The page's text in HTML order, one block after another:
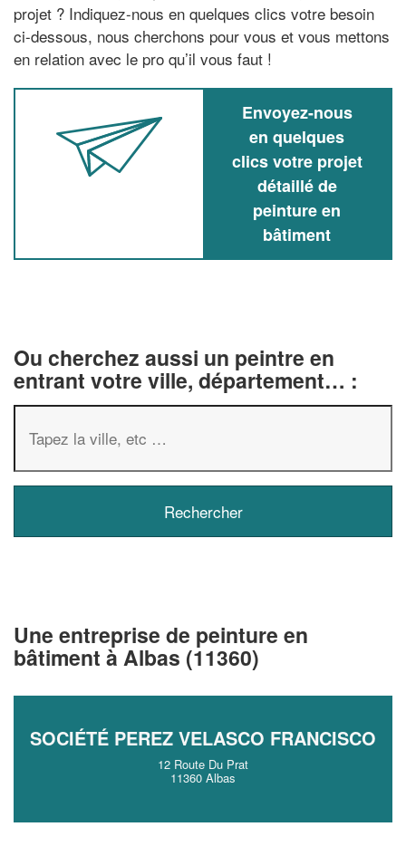
projet ? Indiquez-nous en quelques clics votre besoin
ci-dessous, nous cherchons pour vous et vous mettons
en relation avec le pro qu’il vous faut !
Envoyez-nous
en quelques
clics votre projet
détaillé de
peinture en
bâtiment
Ou cherchez aussi un peintre en
entrant votre ville, département… :
Une entreprise de peinture en
bâtiment à Albas (11360)
SOCIÉTÉ PEREZ VELASCO FRANCISCO
12 Route Du Prat
11360 Albas
✕
Augmentez votrechiffre
vosmargestout en gagnant de
nouveaux clients